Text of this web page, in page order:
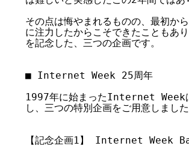
その点は悔やまれるものの、最初か
に注力したからこそできたことも
を記念した、三つの企画です。
■ Internet Week 25周年
1997年に始まったInternet Week
し、三つの特別企画をご用意しました
【記念企画1】 Internet Week